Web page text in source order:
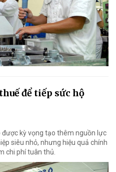
để tiếp sức hộ
kỳ vọng tạo thêm nguồn lực
siêu nhỏ, nhưng hiệu quả chính
chi phí tuân thủ.